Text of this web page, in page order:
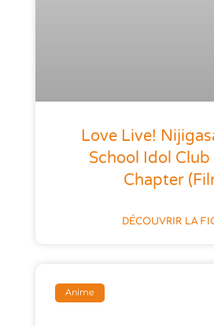
Love Live!
School Idol Club
Chapter
DÉCOUVRIR LA
Anime